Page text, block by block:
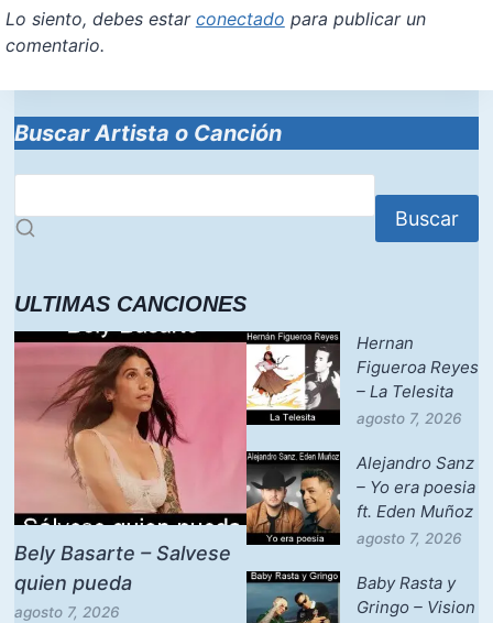
Lo siento, debes estar conectado para publicar un
comentario.
Buscar Artista o Canción
Buscar
ULTIMAS CANCIONES
Bely Basarte – Salvese
quien pueda
agosto 7, 2026
Hernan
Figueroa Reyes
– La Telesita
agosto 7, 2026
Alejandro Sanz
– Yo era poesia
ft. Eden Muñoz
agosto 7, 2026
Baby Rasta y
Gringo – Vision